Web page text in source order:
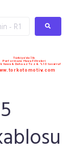
Türkiye'de İlk
Performans Hava Filtreleri
hava & Daha az Toz & %10 tasarruf